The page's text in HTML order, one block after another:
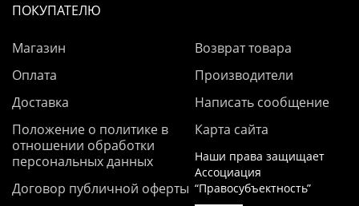
ПОКУПАТЕЛЮ
Магазин
Оплата
Доставка
Положение о политике в
отношении обработки
персональных данных
Договор публичной оферты
Возврат товара
Производители
Написать сообщение
Карта сайта
Наши права защищает
Ассоциация
“Правосубъектность”